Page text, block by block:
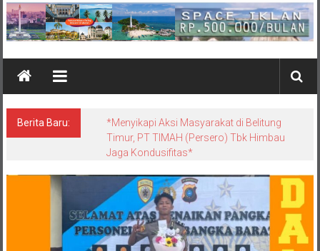
Berita Baru:
*Menyikapi Aksi Masyarakat di Belitung
Timur, PT TIMAH (Persero) Tbk Himbau
Jaga Kondusifitas*